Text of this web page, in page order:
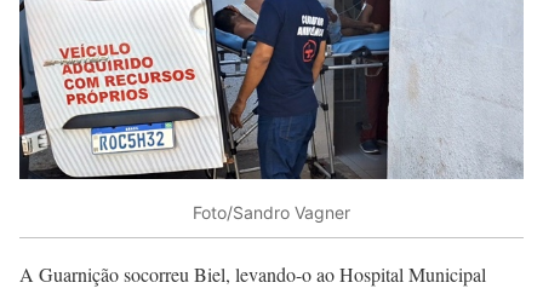
Foto/Sandro Vagner
A Guarnição socorreu Biel, levando-o ao Hospital Municipal